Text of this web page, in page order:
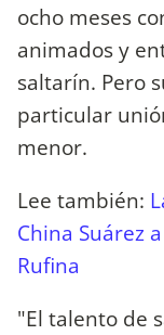
ocho meses
animados y
saltarín. Pero
particular
menor.
Lee también:
China Suárez
Rufina
"El talento de